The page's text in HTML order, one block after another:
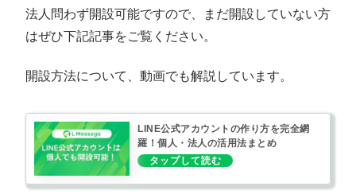
法人問わず開設可能ですので、まだ開設していない方
はぜひ下記記事をご覧ください。
開設方法について、動画でも解説しています。
LINE公式アカウントの作り方を完全網
羅！個人・法人の活用法まとめ